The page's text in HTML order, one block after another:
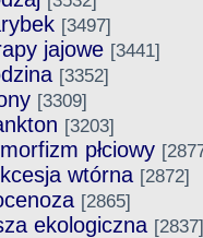
[3497]
jajowe [3441]
[3352]
[3309]
[3203]
płciowy
wtórna [2872]
[2865]
ekologiczna [2837]